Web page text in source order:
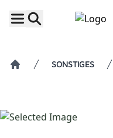
SONSTIGES